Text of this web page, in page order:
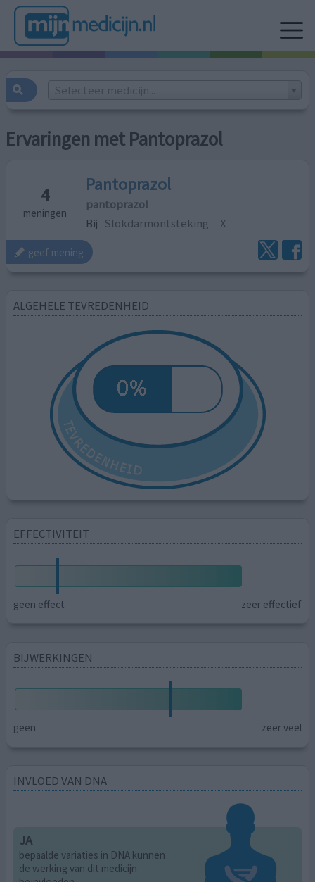
Selecteer medicijn...
Ervaringen met Pantoprazol
4
meningen
Pantoprazol
pantoprazol
Bij Slokdarmontsteking X
geef mening
ALGEHELE TEVREDENHEID
EFFECTIVITEIT
geen effect zeer effectief
BIJWERKINGEN
geen zeer veel
INVLOED VAN DNA
JA
bepaalde variaties in DNA kunnen
de werking van dit medicijn